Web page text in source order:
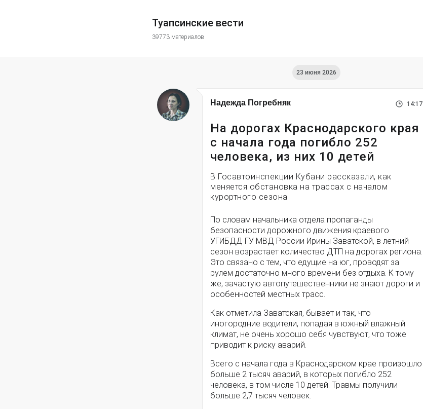
Туапсинские вести
39773 материалов
23 июня 2026
Надежда Погребняк 14:17
На дорогах Краснодарского края
с начала года погибло 252
человека, из них 10 детей
В Госавтоинспекции Кубани рассказали, как
меняется обстановка на трассах с началом
курортного сезона
По словам начальника отдела пропаганды
безопасности дорожного движения краевого
УГИБДД ГУ МВД России Ирины Заватской, в летний
сезон возрастает количество ДТП на дорогах региона.
Это связано с тем, что едущие на юг, проводят за
рулем достаточно много времени без отдыха. К тому
же, зачастую автопутешественники не знают дороги и
особенностей местных трасс.
Как отметила Заватская, бывает и так, что
иногородние водители, попадая в южный влажный
климат, не очень хорошо себя чувствуют, что тоже
приводит к риску аварий.
Всего с начала года в Краснодарском крае произошло
больше 2 тысяч аварий, в которых погибло 252
человека, в том числе 10 детей. Травмы получили
больше 2,7 тысяч человек.